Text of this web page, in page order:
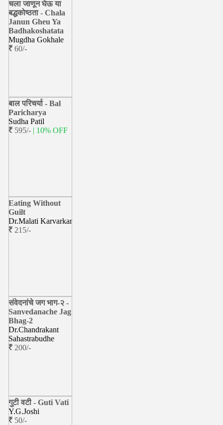
चला जाणून घेऊ या
बद्धकोष्ठता - Chala
Janun Gheu Ya
Badhakoshatata
Mugdha Gokhale
60/-
बाल परिचर्या - Bal
Paricharya
Sudha Patil
595/- | 10% OFF
Eating Without
Guilt
Dr.Malati Karvarkar
215/-
संवेदनांचे जग भाग-२ -
Sanvedanache Jag
Bhag-2
Dr.Chandrakant
Sahastrabudhe
200/-
गुटी वटी - Guti Vati
Y.G.Joshi
50/-